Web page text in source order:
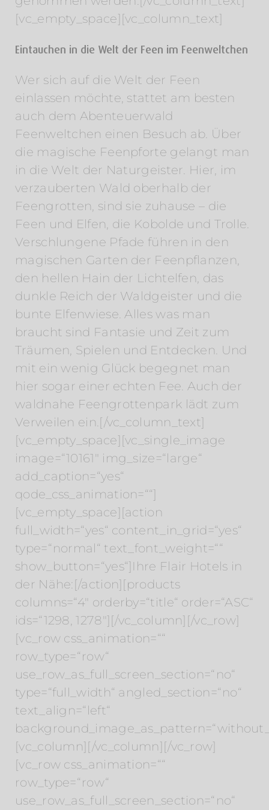
[vc_empty_space][vc_column_text]
Eintauchen in die Welt der Feen im Feenweltchen
Wer sich auf die Welt der Feen
einlassen möchte, stattet am besten
auch dem Abenteuerwald
Feenweltchen einen Besuch ab. Über
die magische Feenpforte gelangt man
in die Welt der Naturgeister. Hier, im
verzauberten Wald oberhalb der
Feengrotten, sind sie zuhause – die
Feen und Elfen, die Kobolde und Trolle.
Verschlungene Pfade führen in den
magischen Garten der Feenpflanzen,
den hellen Hain der Lichtelfen, das
dunkle Reich der Waldgeister und die
bunte Elfenwiese. Alles was man
braucht sind Fantasie und Zeit zum
Träumen, Spielen und Entdecken. Und
mit ein wenig Glück begegnet man
hier sogar einer echten Fee. Auch der
waldnahe Feengrottenpark lädt zum
Verweilen ein.[/vc_column_text]
[vc_empty_space][vc_single_image
image=“10161″ img_size=“large“
add_caption=“yes“
qode_css_animation=““]
[vc_empty_space][action
full_width=“yes“ content_in_grid=“yes“
type=“normal“ text_font_weight=““
show_button=“yes“]Ihre Flair Hotels in
der Nähe:[/action][products
columns=“4″ orderby=“title“ order=“ASC“
ids=“1298, 1278″][/vc_column][/vc_row]
[vc_row css_animation=““
row_type=“row“
use_row_as_full_screen_section=“no“
type=“full_width“ angled_section=“no“
text_align=“left“
[vc_column][/vc_column][/vc_row]
[vc_row css_animation=““
row_type=“row“
use_row_as_full_screen_section=“no“